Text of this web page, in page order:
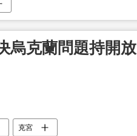
烏克蘭問題持開放
克宮